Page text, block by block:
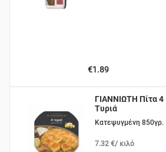
€1.89
ΓΙΑΝΝΙΩΤΗ Πίτα 4
Τυριά
Κατεψυγμένη 850γρ.
7.32 €/ κιλό